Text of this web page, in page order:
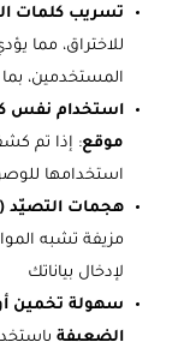
تسريب كلمات
للاختراق، مما
المستخدمين،
استخدام نفس
موقع: إذا تم
استخدامها
هجمات التصيّد (Phishing)
مزيفة تشبه
لإدخال بياناتك
سهولة تخمين
الضعيفة